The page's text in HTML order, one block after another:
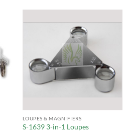
LOUPES & MAGNIFIERS
S-1639 3-in-1 Loupes